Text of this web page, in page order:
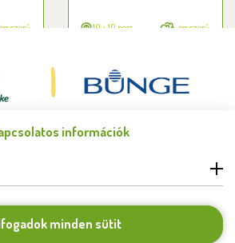
információk
minden sütit
egyszerű 10 + 10 perc egyszerű
© Bunge Zrt. 2026.